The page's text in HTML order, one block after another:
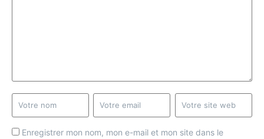
Enregistrer mon nom, mon e-mail et mon site dans le